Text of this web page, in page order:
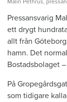
Malin Pethrus,
Pressansvarig
ett drygt
allt från
hamn. Det
Bostadsbolaget
På
som tidigare